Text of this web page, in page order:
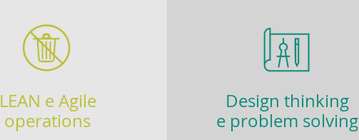
LEAN e Agile
operations
Design thinking
e problem solving